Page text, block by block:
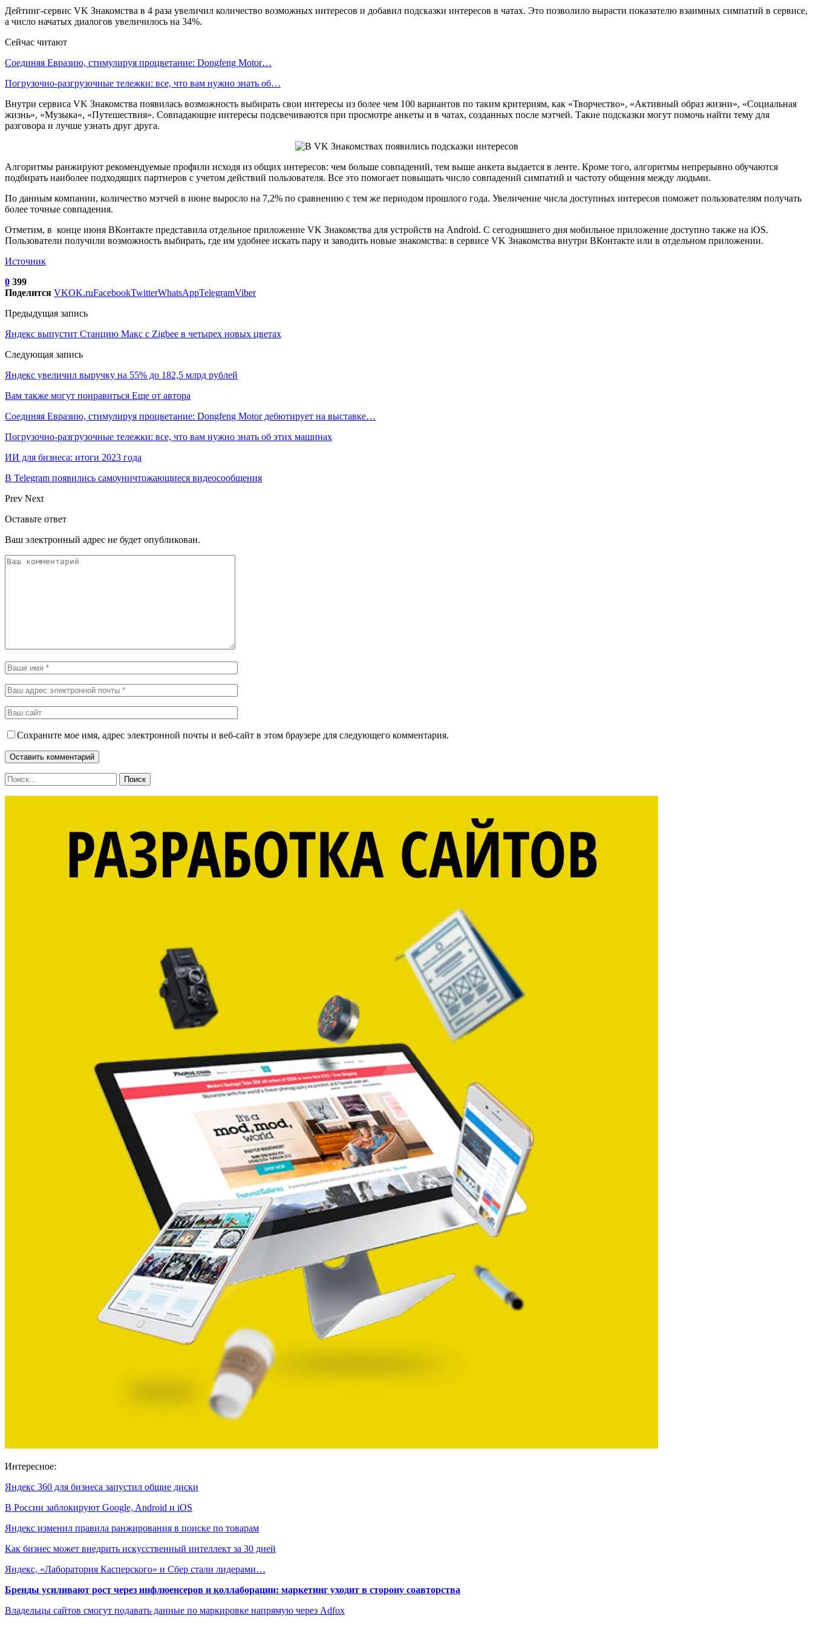
Дейтинг-сервис VK Знакомства в 4 раза увеличил количество возможных интересов и добавил подсказки интересов в чатах. Это позволило вырасти показателю взаимных симпатий в сервисе,
а число начатых диалогов увеличилось на 34%.
Сейчас читают
Соединяя Евразию, стимулируя процветание: Dongfeng Motor…
Погрузочно-разгрузочные тележки: все, что вам нужно знать об…
Внутри сервиса VK Знакомства появилась возможность выбирать свои интересы из более чем 100 вариантов по таким критериям, как «Творчество», «Активный образ жизни», «Социальная
жизнь», «Музыка», «Путешествия». Совпадающие интересы подсвечиваются при просмотре анкеты и в чатах, созданных после мэтчей. Такие подсказки могут помочь найти тему для
разговора и лучше узнать друг друга.
Алгоритмы ранжируют рекомендуемые профили исходя из общих интересов: чем больше совпадений, тем выше анкета выдается в ленте. Кроме того, алгоритмы непрерывно обучаются
подбирать наиболее подходящих партнеров с учетом действий пользователя. Все это помогает повышать число совпадений симпатий и частоту общения между людьми.
По данным компании, количество мэтчей в июне выросло на 7,2% по сравнению с тем же периодом прошлого года. Увеличение числа доступных интересов поможет пользователям получать
более точные совпадения.
Отметим, в конце июня ВКонтакте представила отдельное приложение VK Знакомства для устройств на Android. С сегодняшнего дня мобильное приложение доступно также на iOS.
Пользователи получили возможность выбирать, где им удобнее искать пару и заводить новые знакомства: в сервисе VK Знакомства внутри ВКонтакте или в отдельном приложении.
Источник
0 399
Поделится VKOK.ruFacebookTwitterWhatsAppTelegramViber
Предыдущая запись
Яндекс выпустит Станцию Макс с Zigbee в четырех новых цветах
Следующая запись
Яндекс увеличил выручку на 55% до 182,5 млрд рублей
Вам также могут понравиться Еще от автора
Соединяя Евразию, стимулируя процветание: Dongfeng Motor дебютирует на выставке…
Погрузочно-разгрузочные тележки: все, что вам нужно знать об этих машинах
ИИ для бизнеса: итоги 2023 года
В Telegram появились самоуничтожающиеся видеосообщения
Prev Next
Оставьте ответ
Ваш электронный адрес не будет опубликован.
Сохраните мое имя, адрес электронной почты и веб-сайт в этом браузере для следующего комментария.
Интересное:
Яндекс 360 для бизнеса запустил общие диски
В России заблокируют Google, Android и iOS
Яндекс изменил правила ранжирования в поиске по товарам
Как бизнес может внедрить искусственный интеллект за 30 дней
Яндекс, «Лаборатория Касперского» и Сбер стали лидерами…
Бренды усиливают рост через инфлюенсеров и коллаборации: маркетинг уходит в сторону соавторства
Владельцы сайтов смогут подавать данные по маркировке напрямую через Adfox